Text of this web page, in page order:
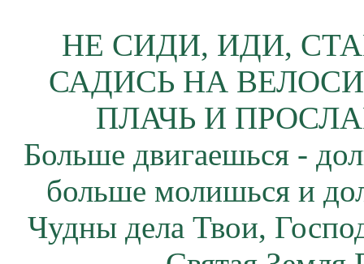
НЕ СИДИ, ИДИ,
САДИСЬ НА
ПЛАЧЬ И
Больше двигаешься -
больше молишься и
Чудны дела Твои,